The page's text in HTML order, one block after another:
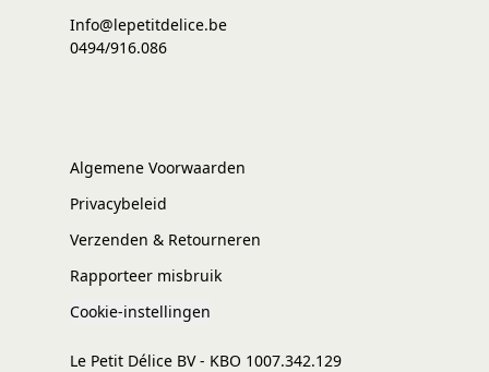
Info@lepetitdelice.be
0494/916.086
Algemene Voorwaarden
Privacybeleid
Verzenden & Retourneren
Rapporteer misbruik
Cookie-instellingen
Le Petit Délice BV - KBO 1007.342.129